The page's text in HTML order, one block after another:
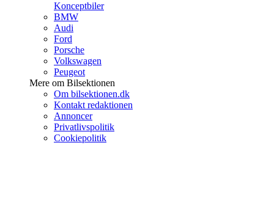
Konceptbiler
BMW
Audi
Ford
Porsche
Volkswagen
Peugeot
Mere om Bilsektionen
Om bilsektionen.dk
Kontakt redaktionen
Annoncer
Privatlivspolitik
Cookiepolitik